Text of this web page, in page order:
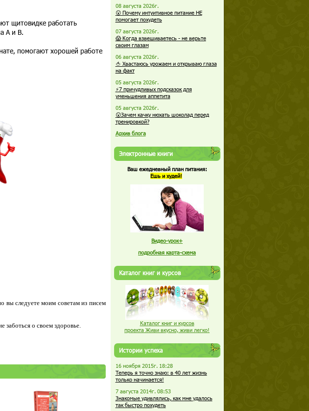
щитовидке работать
А и В.
помогают хорошей работе
вы следуете моим советам из писем
заботься о своем здоровье.
08 августа 2026г.
😮 Почему интуитивное питание НЕ
помогает похудеть
07 августа 2026г.
😱 Когда взвешиваетесь - не верьте
своим глазам
06 августа 2026г.
🍅 Хвастаюсь урожаем и открываю глаза
на факт
05 августа 2026г.
⚡7 причудливых подсказок для
уменьшения аппетита
05 августа 2026г.
😮Зачем качку нюхать шоколад перед
тренировкой?
Архив блога
Электронные книги
Ваш ежедневный план питания:
Ешь и худей!
Видео-урок+
подробная карта-схема
Каталог книг и курсов
Каталог книг и курсов
проекта Живи вкусно, живи легко!
Истории успеха
16 ноября 2015г. 18:28
Теперь я точно знаю: в 40 лет жизнь
только начинается!
7 августа 2014г. 08:53
Знакомые удивлялись, как мне удалось
так быстро похудеть